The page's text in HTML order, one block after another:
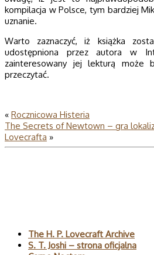
kompilacja w Polsce, tym bardziej
uznanie.
Warto zaznaczyć, iż książka
udostępniona przez autora w
zainteresowany jej lekturą może
przeczytać.
« Rocznicowa Histeria
The Secrets of Newtown – gra
Lovecrafta »
The H. P. Lovecraft Archive
S. T. Joshi – strona oficjalna